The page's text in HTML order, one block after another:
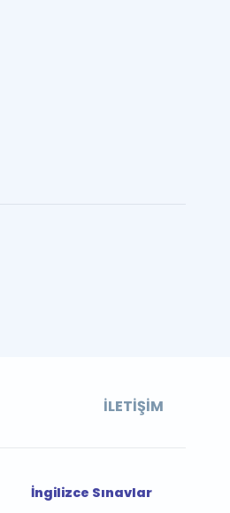
İLETIŞIM
İngilizce Sınavlar